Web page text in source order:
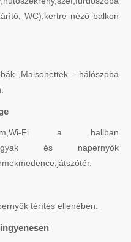
WC),kertre néző balkon
,Maisonettek - hálószoba
Fi a hallban
és napernyők
térítés ellenében.